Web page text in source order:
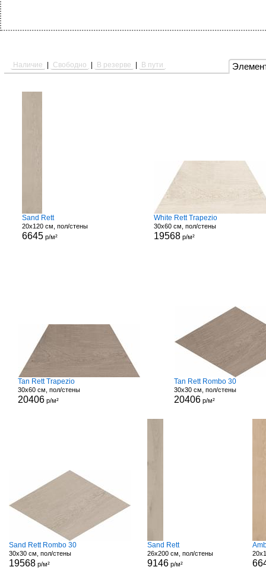
Наличие Свободно В резерве В пути
Sand Rett
20x120 см, пол/стены
6645 р/м²
White Rett Trapezio
30x60 см, пол/стены
19568 р/м²
Tan Rett Trapezio
30x60 см, пол/стены
20406 р/м²
Tan Rett Rombo 30
30x30 см, пол/стены
20406 р/м²
Sand Rett Rombo 30
30x30 см, пол/стены
19568 р/м²
Sand Rett
26x200 см, пол/стены
9146р/м²